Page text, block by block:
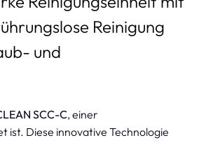
Reinigung
und
SCC-C, einer
ist. Diese innovative Technologie